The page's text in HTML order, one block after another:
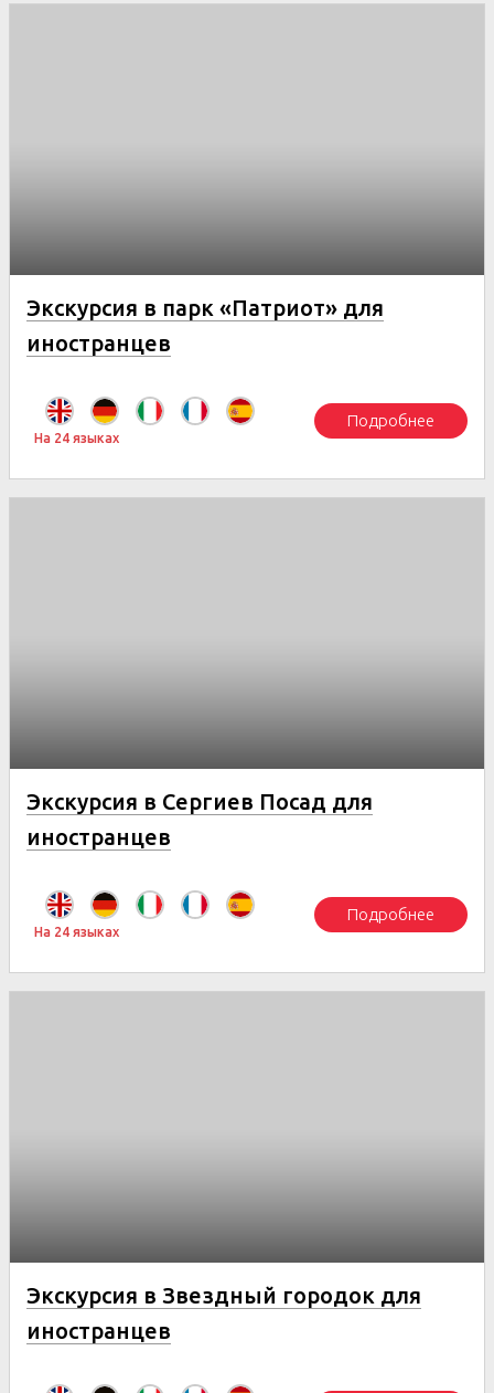
Экскурсия в парк «Патриот» для
иностранцев
На 24 языках
Подробнее
Экскурсия в Сергиев Посад для
иностранцев
На 24 языках
Подробнее
Экскурсия в Звездный городок для
иностранцев